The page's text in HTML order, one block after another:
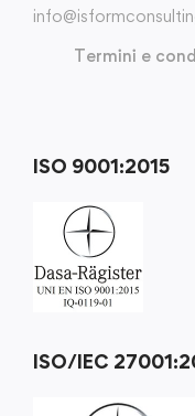
Termini e
ISO 9001:2015
ISO/IEC